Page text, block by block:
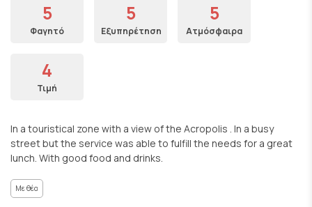
5
Φαγητό
5
Εξυπηρέτηση
5
Ατμόσφαιρα
4
Τιμή
In a touristical zone with a view of the Acropolis . In a busy
street but the service was able to fulfill the needs for a great
lunch. With good food and drinks.
Με θέα